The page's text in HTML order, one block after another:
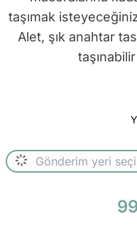
taşımak
Alet, şık anahtar